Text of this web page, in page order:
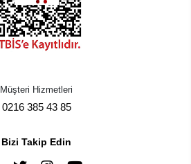
Müşteri Hizmetleri
0216 385 43 85
Bizi Takip Edin